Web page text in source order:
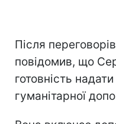
Після
повідомив, що
готовність
гуманітарної